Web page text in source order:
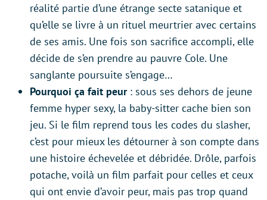
réalité partie d’une étrange secte satanique et
qu’elle se livre à un rituel meurtrier avec certains
de ses amis. Une fois son sacrifice accompli, elle
décide de s’en prendre au pauvre Cole. Une
sanglante poursuite s’engage…
Pourquoi ça fait peur: sous ses dehors de jeune
femme hyper sexy, la baby-sitter cache bien son
jeu. Si le film reprend tous les codes du slasher,
c’est pour mieux les détourner à son compte dans
une histoire échevelée et débridée. Drôle, parfois
potache, voilà un film parfait pour celles et ceux
qui ont envie d’avoir peur, mais pas trop quand